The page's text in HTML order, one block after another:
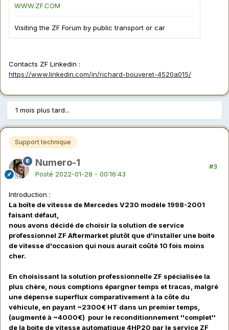
WWW.ZF.COM
Visiting the ZF Forum by public transport or car
Contacts ZF Linkedin :
https://www.linkedin.com/in/richard-bouveret-4520a015/
1 mois plus tard...
Support technique
Numero-1
Posté 2022-01-28 - 00:16:43
#3
Introduction :
La boîte de vitesse de Mercedes V230 modèle 1998-2001
faisant défaut,
nous avons décidé de choisir la solution de service
professionnel ZF Aftermarket plutôt que d'installer une boite
de vitesse d'occasion qui nous aurait coûté 10 fois moins
cher.
En choisissant la solution professionnelle ZF spécialisée la
plus chère, nous comptions épargner temps et tracas, malgré
une dépense superflux comparativement à la côte du
véhicule, en payant ~2300€ HT dans un premier temps,
(augmenté à ~4000€) pour le reconditionnement ''complet''
de la boite de vitesse automatique 4HP20 par le service ZF